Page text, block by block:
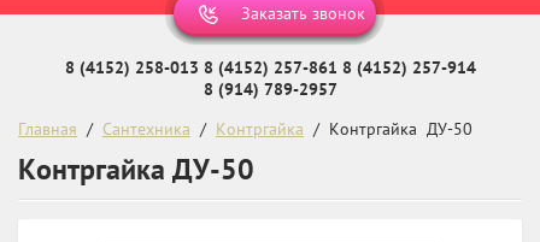
Заказать звонок
8 (4152) 258-013 8 (4152) 257-861 8 (4152) 257-914
8 (914) 789-2957
Главная
  /
Сантехника
  /
Контргайка
  /  Контргайка  ДУ-50
Контргайка ДУ-50